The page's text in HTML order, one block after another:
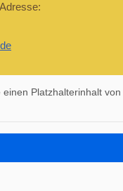
Platzhalterinhalt von